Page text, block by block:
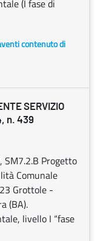
(I fase di
contenuto di
SERVIZIO
n. 439
Progetto
Comunale
Grottole -
(BA).
livello I “fase